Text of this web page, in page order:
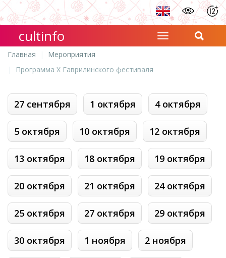
cultinfo
Главная
Мероприятия
Программа Х Гаврилинского фестиваля
27 сентября 1 октября 4 октября
5 октября 10 октября 12 октября
13 октября 18 октября 19 октября
20 октября 21 октября 24 октября
25 октября 27 октября 29 октября
30 октября 1 ноября 2 ноября